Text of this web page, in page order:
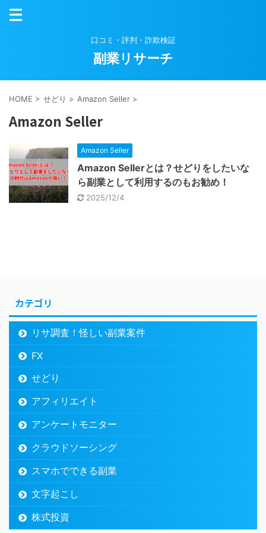
口コミ・評判・詐欺検証
副業リサーチ
HOME > せどり > Amazon Seller >
Amazon Seller
Amazon Seller
Amazon Sellerとは？せどりをしたいな
ら副業として利用するのもお勧め！
2025/12/4
カテゴリ
リサ調査！怪しい副業案件
FX
せどり
アフィリエイト
アンケートモニター
クラウドソーシング
スマホでできる副業
文字起こし
株式投資